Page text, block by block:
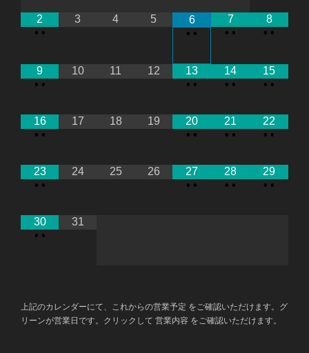
2
• •
3 4 5
6
• •
7
• •
8
• •
9
• •
10 11 12
13
• •
14
• •
15
• •
16
• •
17 18 19
20
• •
21
• •
22
• •
23
• •
24 25 26
27
• •
28
• •
29
• •
30
• •
31
上記のカレンダーにて、これからの営業予定 をご確認いただけます。グ
リーンが営業日です。クリックして 営業内容 をご確認いただけます。